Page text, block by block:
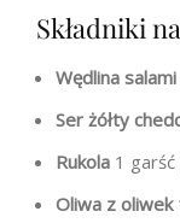
Składniki
Wędlina salami
Ser żółty
Rukola 1
Oliwa z oliwek